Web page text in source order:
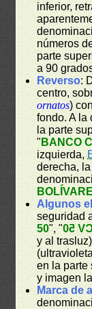
inferior,
números
parte
a 90
Reverso:
centro,
ornatos)
fondo. A la
la parte
" BANCO
izquierda,
derecha,
Algunos
seguridad
50", "BCV
y al
en la parte
y imagen
Marca de